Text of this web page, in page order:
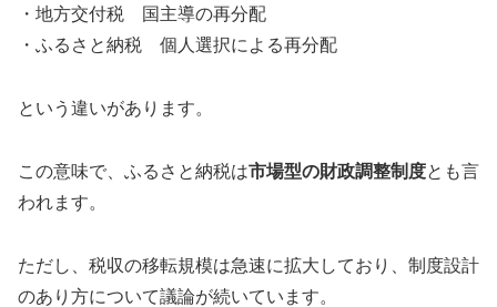
・地方交付税 国主導の再分配
・ふるさと納税 個人選択による再分配
という違いがあります。
この意味で、ふるさと納税は市場型の財政調整制度とも言
われます。
ただし、税収の移転規模は急速に拡大しており、制度設計
のあり方について議論が続いています。